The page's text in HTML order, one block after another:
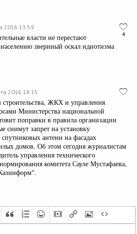
4
2016 13:59
власти не перестают
звериный оскал идиотизма
2016 18:15
строительства, ЖКХ и управления
Министерства национальной
поправки в правила организации
снимут запрет на установку
антенн на фасадах
домов. Об этом сегодня журналистам
управления технического
комитета Сауле Мустафаева,